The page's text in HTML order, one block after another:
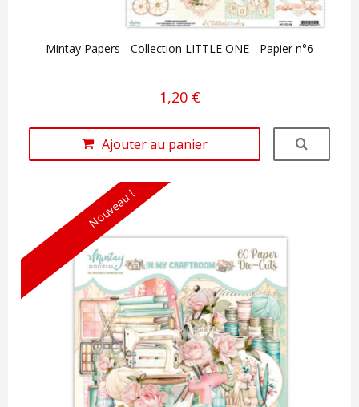
Mintay Papers - Collection LITTLE ONE - Papier n°6
1,20 €
Ajouter au panier
Nouveau !